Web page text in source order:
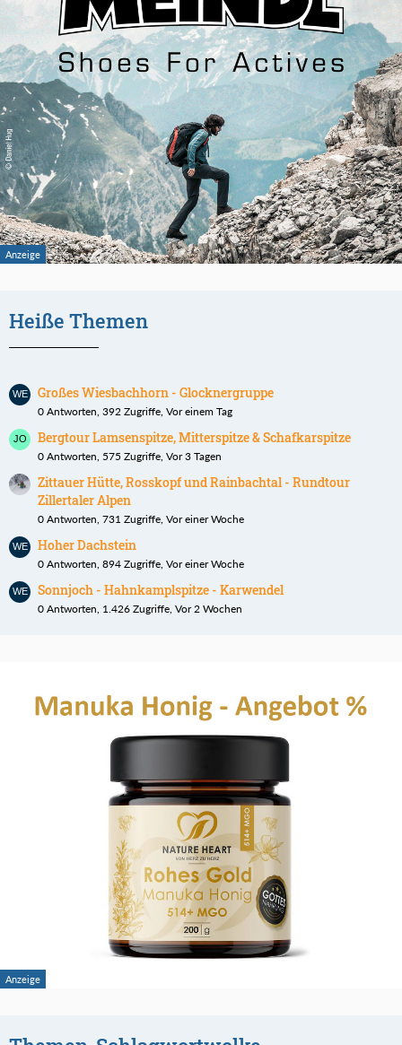
Heiße Themen
Großes Wiesbachhorn - Glocknergruppe
0 Antworten, 392 Zugriffe, Vor einem Tag
Bergtour Lamsenspitze, Mitterspitze & Schafkarspitze
0 Antworten, 575 Zugriffe, Vor 3 Tagen
Zittauer Hütte, Rosskopf und Rainbachtal - Rundtour
Zillertaler Alpen
0 Antworten, 731 Zugriffe, Vor einer Woche
Hoher Dachstein
0 Antworten, 894 Zugriffe, Vor einer Woche
Sonnjoch - Hahnkamplspitze - Karwendel
0 Antworten, 1.426 Zugriffe, Vor 2 Wochen